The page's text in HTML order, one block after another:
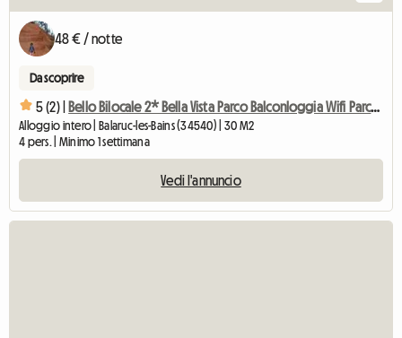
48 € / notte
Da scoprire
5 (2) | Bello Bilocale 2* Bella Vista Parco Balconloggia Wifi Parcheggio
Alloggio intero | Balaruc-les-Bains (34540) | 30 M2
4 pers. | Minimo 1 settimana
Vedi l'annuncio